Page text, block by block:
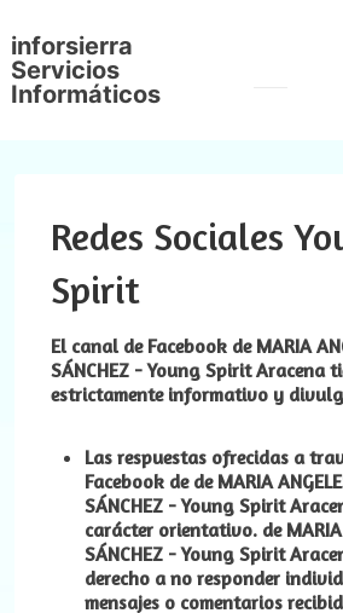
Saltar
al
inforsierra
Servicios
Informáticos
Redes Sociales
Spirit
El canal de Facebook de MARIA
SÁNCHEZ -Young Spirit Aracena
estrictamente informativo y
Las respuestas ofrecidas a
Facebook de de MARIA
SÁNCHEZ -Young Spirit
carácter orientativo. de
SÁNCHEZ -Young Spirit
derecho a no responder
mensajes o comentarios